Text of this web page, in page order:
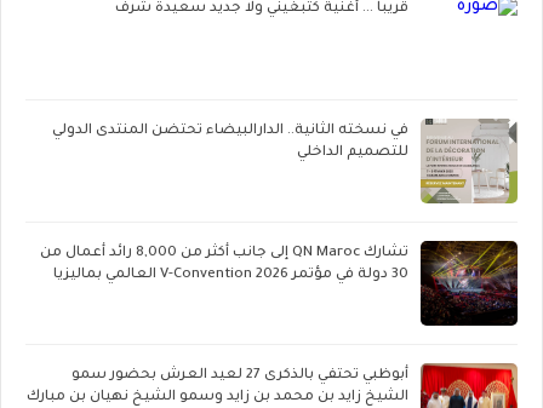
قريبا ... أغنية كتبغيني ولا جديد سعيدة شرف
في نسخته الثانية.. الدارالبيضاء تحتضن المنتدى الدولي
للتصميم الداخلي
تشارك QN Maroc إلى جانب أكثر من 8,000 رائد أعمال من
30 دولة في مؤتمر V-Convention 2026 العالمي بماليزيا
أبوظبي تحتفي بالذكرى 27 لعيد العرش بحضور سمو
الشيخ زايد بن محمد بن زايد وسمو الشيخ نهيان بن مبارك